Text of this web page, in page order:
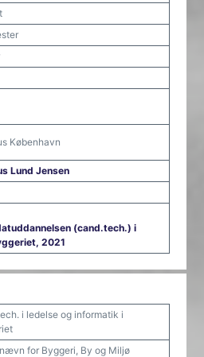
København
Lund Jensen
(cand.tech.) i
2021
i ledelse og informatik i
for Byggeri, By og Miljø